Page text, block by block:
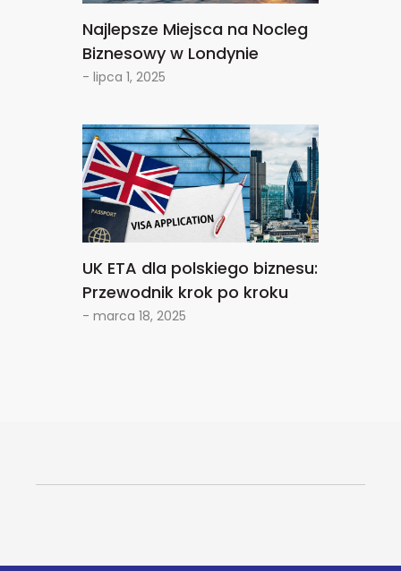
Najlepsze Miejsca na Nocleg
Biznesowy w Londynie
- lipca 1, 2025
UK ETA dla polskiego biznesu:
Przewodnik krok po kroku
- marca 18, 2025